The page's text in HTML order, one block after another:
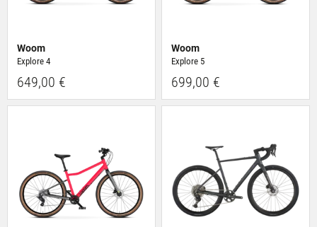
Woom
Explore 4
649,00 €
Woom
Explore 5
699,00 €